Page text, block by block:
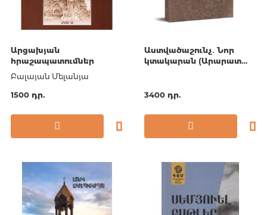
Արցախյան
հրաշապատումներ
Բալայան Մելանյա
1500 դր.
Աստվածաշունչ․ Նոր
կտակարան (Արարատ
3400 դր.